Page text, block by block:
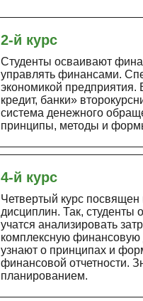
2-й курс
Студенты осваивают
управлять финансами.
экономикой
кредит, банки»
система денежного
принципы, методы и
4-й курс
Четвертый курс
дисциплин. Так, студенты
учатся анализировать
комплексную финансовую
узнают о принципах и
финансовой отчетности.
планированием.